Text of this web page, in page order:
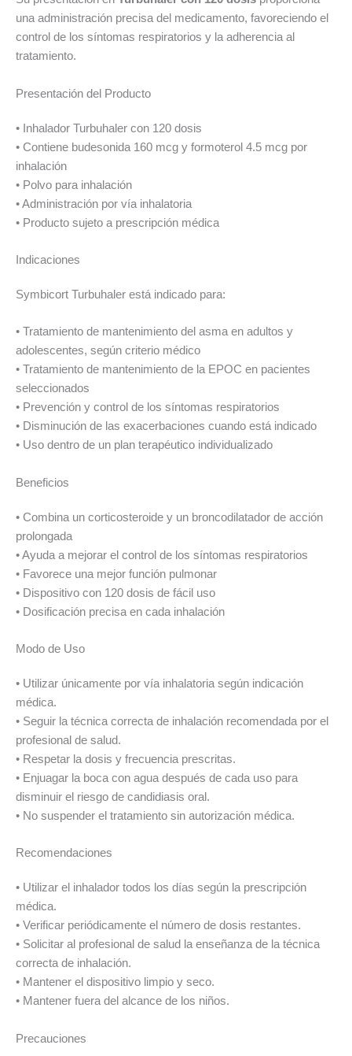
una administración precisa del medicamento, favoreciendo el
control de los síntomas respiratorios y la adherencia al
tratamiento.
Presentación del Producto
• Inhalador Turbuhaler con 120 dosis
• Contiene budesonida 160 mcg y formoterol 4.5 mcg por
inhalación
• Polvo para inhalación
• Administración por vía inhalatoria
• Producto sujeto a prescripción médica
Indicaciones
Symbicort Turbuhaler está indicado para:
• Tratamiento de mantenimiento del asma en adultos y
adolescentes, según criterio médico
• Tratamiento de mantenimiento de la EPOC en pacientes
seleccionados
• Prevención y control de los síntomas respiratorios
• Disminución de las exacerbaciones cuando está indicado
• Uso dentro de un plan terapéutico individualizado
Beneficios
• Combina un corticosteroide y un broncodilatador de acción
prolongada
• Ayuda a mejorar el control de los síntomas respiratorios
• Favorece una mejor función pulmonar
• Dispositivo con 120 dosis de fácil uso
• Dosificación precisa en cada inhalación
Modo de Uso
• Utilizar únicamente por vía inhalatoria según indicación
médica.
• Seguir la técnica correcta de inhalación recomendada por el
profesional de salud.
• Respetar la dosis y frecuencia prescritas.
• Enjuagar la boca con agua después de cada uso para
disminuir el riesgo de candidiasis oral.
• No suspender el tratamiento sin autorización médica.
Recomendaciones
• Utilizar el inhalador todos los días según la prescripción
médica.
• Verificar periódicamente el número de dosis restantes.
• Solicitar al profesional de salud la enseñanza de la técnica
correcta de inhalación.
• Mantener el dispositivo limpio y seco.
• Mantener fuera del alcance de los niños.
Precauciones